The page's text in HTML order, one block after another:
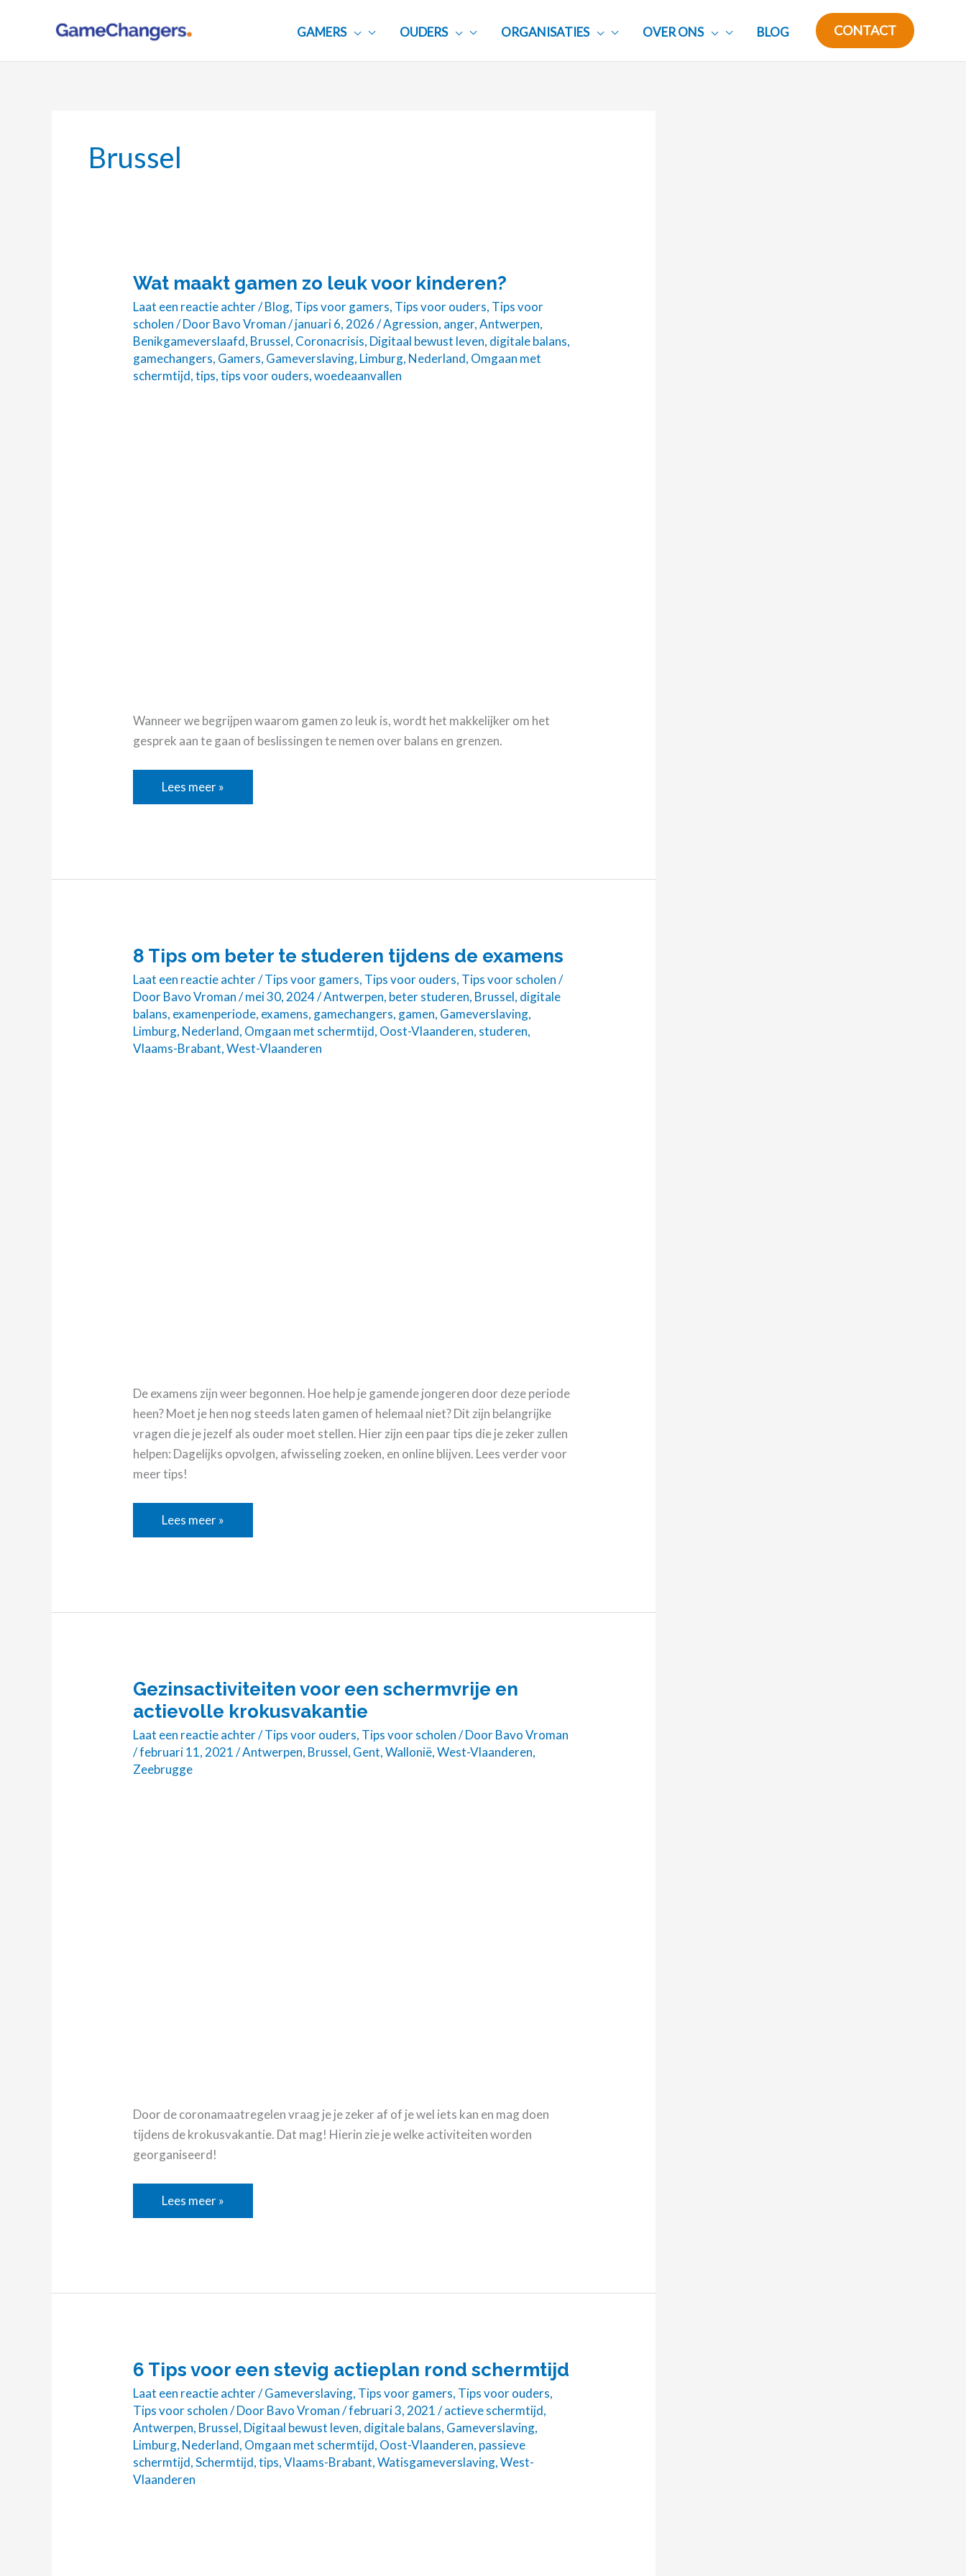
GAMERS OUDERS ORGANISATIES OVER ONS BLOG CONTACT
Brussel
Wat maakt gamen zo leuk voor kinderen?
Laat een reactie achter/Blog, Tips voor gamers, Tips voor ouders, Tips voor
scholen/ DoorBavo Vroman/januari 6, 2026/Agression, anger,Antwerpen,
Benikgameverslaafd, Brussel, Coronacrisis, Digitaal bewust leven, digitale balans,
gamechangers, Gamers, Gameverslaving, Limburg, Nederland, Omgaan met
schermtijd,tips,tips voor ouders,woedeaanvallen
Wanneer we begrijpen waarom gamen zo leuk is, wordt het makkelijker om het
gesprek aan te gaan of beslissingen te nemen over balans en grenzen.
Wat
maakt
gamen
zo
leuk
voor
Lees meer »
8 Tips om beter te studeren tijdens de examens
Laat een reactie achter/Tips voor gamers, Tips voor ouders, Tips voor scholen/
DoorBavo Vroman/mei 30, 2024/Antwerpen, beter studeren, Brussel, digitale
balans, examenperiode, examens, gamechangers, gamen, Gameverslaving,
Limburg, Nederland, Omgaan met schermtijd, Oost-Vlaanderen, studeren,
Vlaams-Brabant,West-Vlaanderen
De examens zijn weer begonnen. Hoe help je gamende jongeren door deze periode
heen? Moet je hen nog steeds laten gamen of helemaal niet? Dit zijn belangrijke
vragen die je jezelf als ouder moet stellen. Hier zijn een paar tips die je zeker zullen
helpen: Dagelijks opvolgen, afwisseling zoeken, en online blijven. Lees verder voor
meer tips!
8
Tips
om
beter
te
studeren
Lees meer »
Gezinsactiviteiten voor een schermvrije en
actievolle krokusvakantie
Laat een reactie achter/Tips voor ouders, Tips voor scholen/ DoorBavo Vroman
/februari 11, 2021/Antwerpen, Brussel, Gent,Wallonië,West-Vlaanderen,
Zeebrugge
Door de coronamaatregelen vraag je je zeker af of je wel iets kan en mag doen
tijdens de krokusvakantie. Dat mag! Hierin zie je welke activiteiten worden
georganiseerd!
Gezinsactiviteiten
voor
schermvrije
en
Lees meer »
6 Tips voor een stevig actieplan rond schermtijd
Laat een reactie achter/Gameverslaving, Tips voor gamers, Tips voor ouders,
Tips voor scholen/ DoorBavo Vroman/februari 3, 2021/actieve schermtijd,
Antwerpen, Brussel, Digitaal bewust leven, digitale balans, Gameverslaving,
Limburg, Nederland, Omgaan met schermtijd, Oost-Vlaanderen, passieve
schermtijd,Schermtijd,tips,Vlaams-Brabant,Watisgameverslaving,West-
Vlaanderen
6
Tips
voor
een
stevig
actieplan
rond